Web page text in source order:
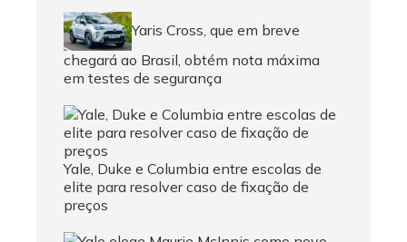
Yaris Cross, que em breve
chegará ao Brasil, obtém nota máxima
em testes de segurança
Yale, Duke e Columbia entre escolas de
elite para resolver caso de fixação de
preços